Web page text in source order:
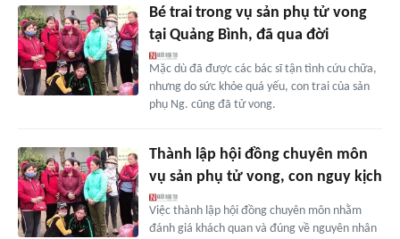
Bé trai trong vụ sản phụ tử vong
tại Quảng Bình, đã qua đời
Mặc dù đã được các bác sĩ tận tình cứu chữa,
nhưng do sức khỏe quá yếu, con trai của sản
phụ Ng. cũng đã tử vong.
Thành lập hội đồng chuyên môn
vụ sản phụ tử vong, con nguy kịch
Việc thành lập hội đồng chuyên môn nhằm
đánh giá khách quan và đúng về nguyên nhân